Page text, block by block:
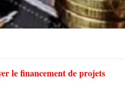
le financement de projets